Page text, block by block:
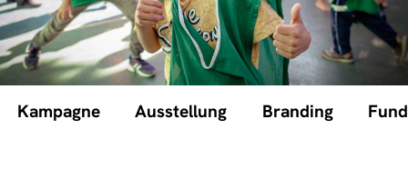
Kampagne Ausstellung Branding